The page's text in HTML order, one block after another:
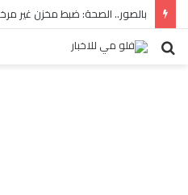
بالصور.. الصحة: ضبط مخزن غير مرخص
بحث